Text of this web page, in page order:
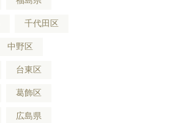
千代田区
中野区
台東区
葛飾区
広島県